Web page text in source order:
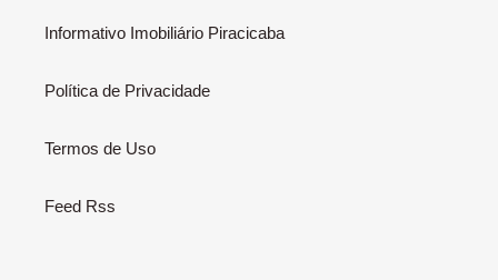
Informativo Imobiliário Piracicaba
Política de Privacidade
Termos de Uso
Feed Rss